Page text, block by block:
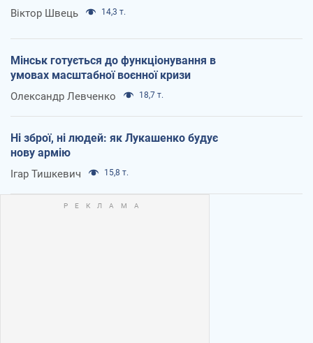
Віктор Швець 14,3 т.
Мінськ готується до функціонування в
умовах масштабної воєнної кризи
Олександр Левченко 18,7 т.
Ні зброї, ні людей: як Лукашенко будує
нову армію
Ігар Тишкевич 15,8 т.